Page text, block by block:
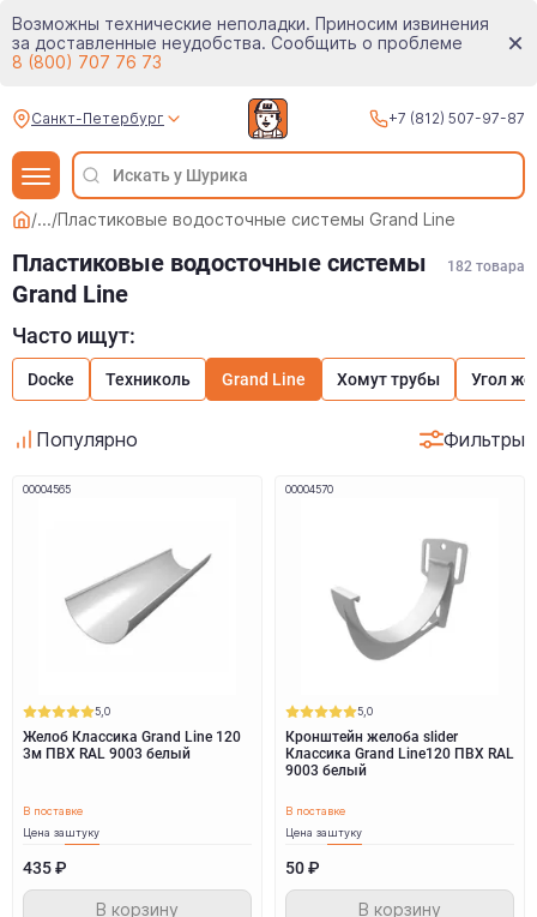
Возможны технические неполадки. Приносим извинения
за доставленные неудобства. Сообщить о проблеме
8 (800) 707 76 73
Санкт-Петербург +7 (812) 507-97-87
/.../Пластиковые водосточные системы Grand Line
Пластиковые водосточные системы
Grand Line
182 товара
Часто ищут:
Docke Техниколь Grand Line Хомут трубы Угол
Популярно Фильтры
00004565
5,0
Желоб Классика Grand Line 120
3м ПВХ RAL 9003 белый
В поставке
Цена заштуку
435 ₽
В корзину
00004570
5,0
Кронштейн желоба slider
Классика Grand Line120 ПВХ RAL
9003 белый
В поставке
Цена заштуку
50 ₽
В корзину